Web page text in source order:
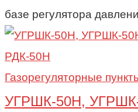
базе регулятора
Газорегуляторные
УГРШК-50Н, УГРШК-